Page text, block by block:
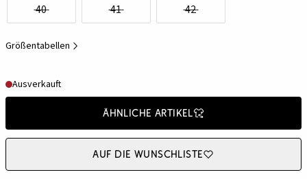
40 41 42
Größentabellen
Ausverkauft
Ähnliche Artikel
Auf die Wunschliste